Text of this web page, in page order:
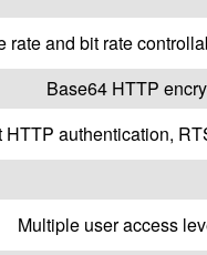
rate and bit rate
Base64 HTTP
HTTP authentication,
Multiple user access